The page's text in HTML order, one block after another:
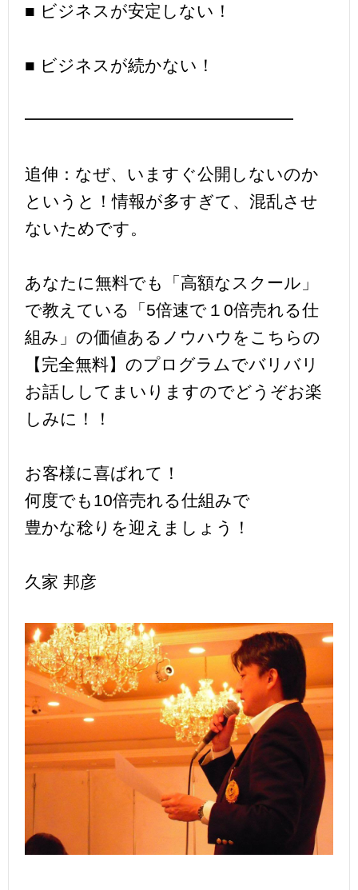
■ ビジネスが安定しない！
■ ビジネスが続かない！
━━━━━━━━━━━━━━━━
追伸：なぜ、いますぐ公開しないのか
というと！情報が多すぎて、混乱させ
ないためです。
あなたに無料でも「高額なスクール」
で教えている「5倍速で１0倍売れる仕
組み」の価値あるノウハウをこちらの
【完全無料】のプログラムでバリバリ
お話ししてまいりますのでどうぞお楽
しみに！！
お客様に喜ばれて！
何度でも10倍売れる仕組みで
豊かな稔りを迎えましょう！
久家 邦彦